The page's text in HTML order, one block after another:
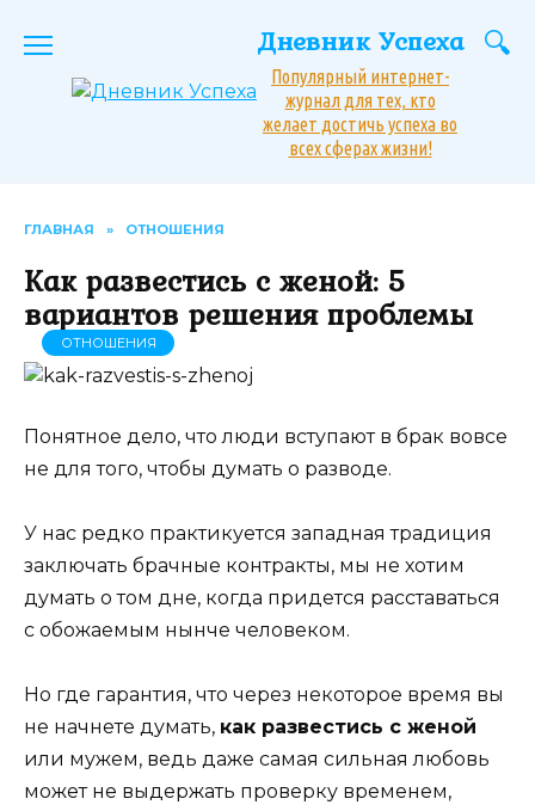
Дневник Успеха
Популярный интернет-
журнал для тех, кто
желает достичь успеха во
всех сферах жизни!
ГЛАВНАЯ » ОТНОШЕНИЯ
Как развестись с женой: 5
вариантов решения проблемы
ОТНОШЕНИЯ
Понятное дело, что люди вступают в брак вовсе
не для того, чтобы думать о разводе.
У нас редко практикуется западная традиция
заключать брачные контракты, мы не хотим
думать о том дне, когда придется расставаться
с обожаемым нынче человеком.
Но где гарантия, что через некоторое время вы
не начнете думать, как развестись с женой
или мужем, ведь даже самая сильная любовь
может не выдержать проверку временем,